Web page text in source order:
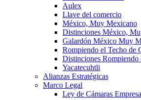
Aulex
Llave del comercio
México, Muy Mexicano
Distinciones México,
Galardón México Muy
Rompiendo el Techo de
Distinciones Rompiendo
Yacatecuhtli
Alianzas Estratégicas
Marco Legal
Ley de Cámaras